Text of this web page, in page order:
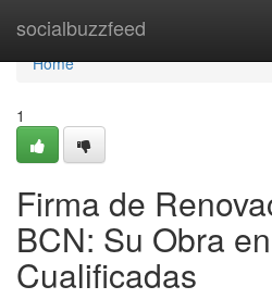
socialbuzzfeed
Home
Home
1
Firma de
BCN: Su Obra
Cualificadas